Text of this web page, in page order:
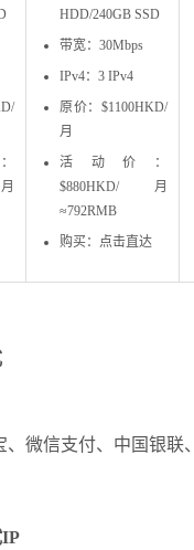
HDD/240GB SSD
带宽：30Mbps
IPv4：3 IPv4
原价：$1100HKD/
月
活动价：
$880HKD/月
≈792RMB
购买：点击直达
、微信支付、中国银联、